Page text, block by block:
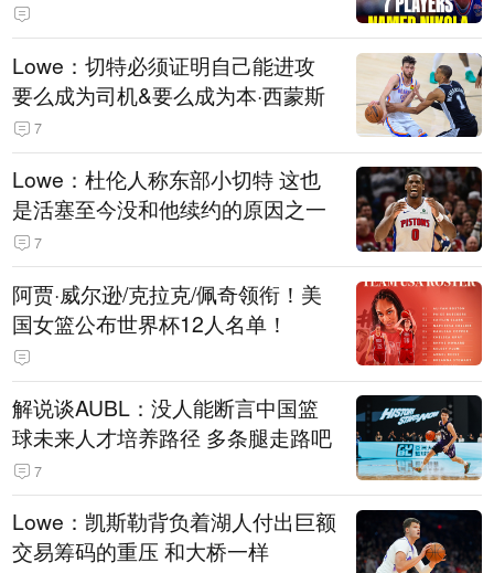
Lowe：切特必须证明自己能进攻
要么成为司机&要么成为本·西蒙斯
7
Lowe：杜伦人称东部小切特 这也
是活塞至今没和他续约的原因之一
7
阿贾·威尔逊/克拉克/佩奇领衔！美
国女篮公布世界杯12人名单！
解说谈AUBL：没人能断言中国篮
球未来人才培养路径 多条腿走路吧
7
Lowe：凯斯勒背负着湖人付出巨额
交易筹码的重压 和大桥一样